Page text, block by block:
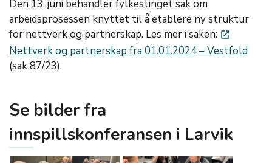
Den 13. juni behandler fylkestinget sak om
arbeidsprosessen knyttet til å etablere ny struktur
for nettverk og partnerskap. Les mer i saken: launch
Nettverk og partnerskap fra 01.01.2024 – Vestfold
(sak 87/23).
Se bilder fra
innspillskonferansen i Larvik